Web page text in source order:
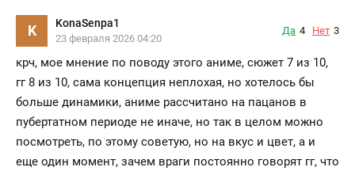
K KonaSenpa1
23 февраля 2026 04:20
Да 4 Нет 3
крч, мое мнение по поводу этого аниме, сюжет 7 из 10,
гг 8 из 10, сама концепция неплохая, но хотелось бы
больше динамики, аниме рассчитано на пацанов в
пубертатном периоде не иначе, но так в целом можно
посмотреть, по этому советую, но на вкус и цвет, а и
еще один момент, зачем враги постоянно говорят гг, что